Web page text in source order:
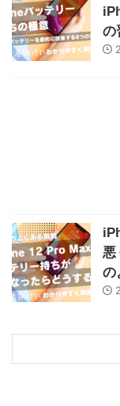
の
悪
の